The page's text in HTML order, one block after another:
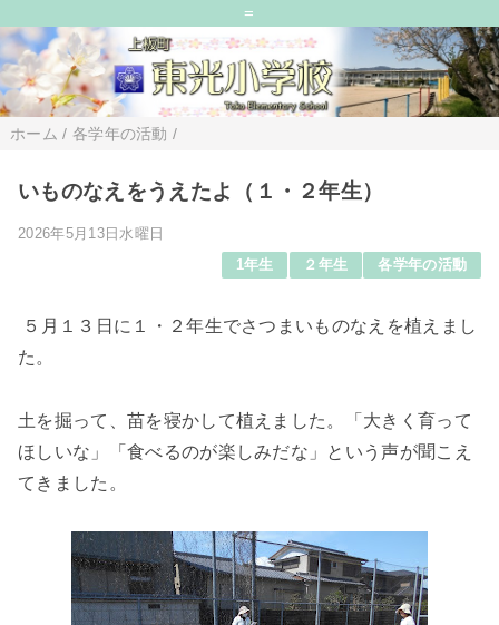
=
ホーム / 各学年の活動 /
いものなえをうえたよ（１・２年生）
2026年5月13日水曜日
1年生
２年生 各学年の活動
５月１３日に１・２年生でさつまいものなえを植えまし
た。
土を掘って、苗を寝かして植えました。「大きく育って
ほしいな」「食べるのが楽しみだな」という声が聞こえ
てきました。